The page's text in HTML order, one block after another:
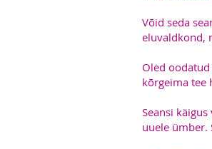
Võid seda
eluvaldkond,
Oled
kõrgeima tee
Seansi
uuele ümber.